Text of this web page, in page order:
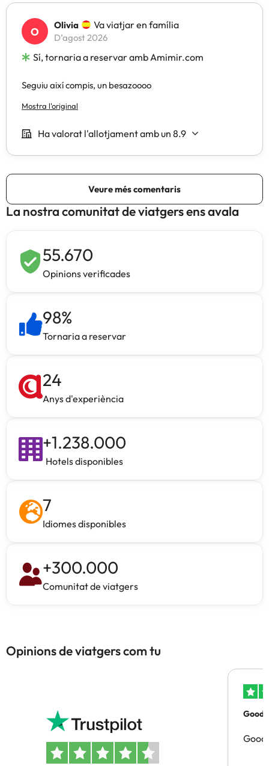
La nostra comunitat de viatgers ens avala
55.670
Opinions verificades
98%
Tornaria a reservar
24
Anys d'experiència
+1.238.000
Hotels disponibles
7
Idiomes disponibles
+300.000
Comunitat de viatgers
Opinions de viatgers com tu
Good
Good